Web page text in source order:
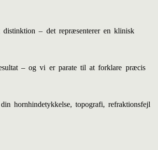
– det repræsenterer en klinisk
– og vi er parate til at forklare præcis
hornhindetykkelse, topografi, refraktionsfejl